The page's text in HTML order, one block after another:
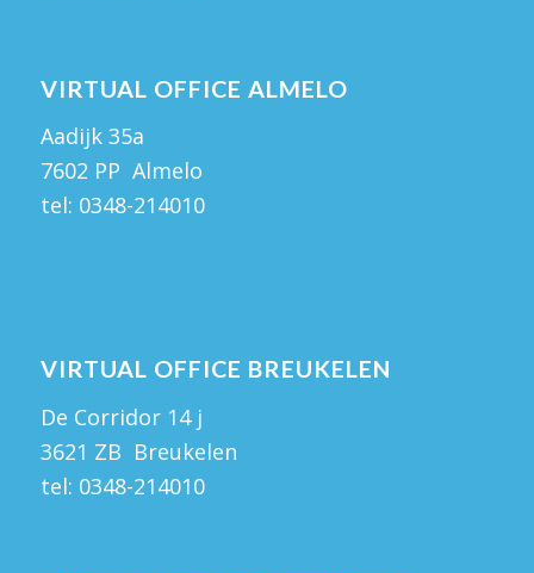
VIRTUAL OFFICE ALMELO
Aadijk 35a
7602 PP Almelo
tel: 0348-214010
VIRTUAL OFFICE BREUKELEN
De Corridor 14 j
3621 ZB Breukelen
tel: 0348-214010